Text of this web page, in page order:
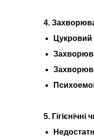
4.
Цукровий
5. Гігієнічні